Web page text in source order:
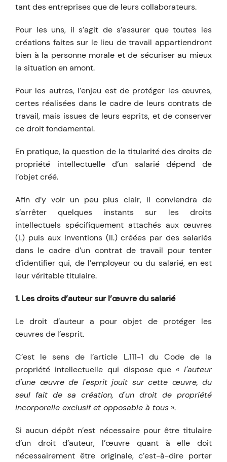
tant des entreprises que de leurs collaborateurs.
Pour les uns, il s’agit de s’assurer que toutes les
créations faites sur le lieu de travail appartiendront
bien à la personne morale et de sécuriser au mieux
la situation en amont.
Pour les autres, l’enjeu est de protéger les œuvres,
certes réalisées dans le cadre de leurs contrats de
travail, mais issues de leurs esprits, et de conserver
ce droit fondamental.
En pratique, la question de la titularité des droits de
propriété intellectuelle d’un salarié dépend de
l’objet créé.
Afin d’y voir un peu plus clair, il conviendra de
s’arrêter quelques instants sur les droits
intellectuels spécifiquement attachés aux œuvres
(I.) puis aux inventions (II.) créées par des salariés
dans le cadre d’un contrat de travail pour tenter
d’identifier qui, de l’employeur ou du salarié, en est
leur véritable titulaire.
1. Les droits d’auteur sur l’œuvre du salarié
Le droit d’auteur a pour objet de protéger les
œuvres de l’esprit.
C’est le sens de l’article L.111-1 du Code de la
propriété intellectuelle qui dispose que « l'auteur
d'une œuvre de l'esprit jouit sur cette œuvre, du
seul fait de sa création, d'un droit de propriété
incorporelle exclusif et opposable à tous ».
Si aucun dépôt n’est nécessaire pour être titulaire
d’un droit d’auteur, l’œuvre quant à elle doit
nécessairement être originale, c’est-à-dire porter